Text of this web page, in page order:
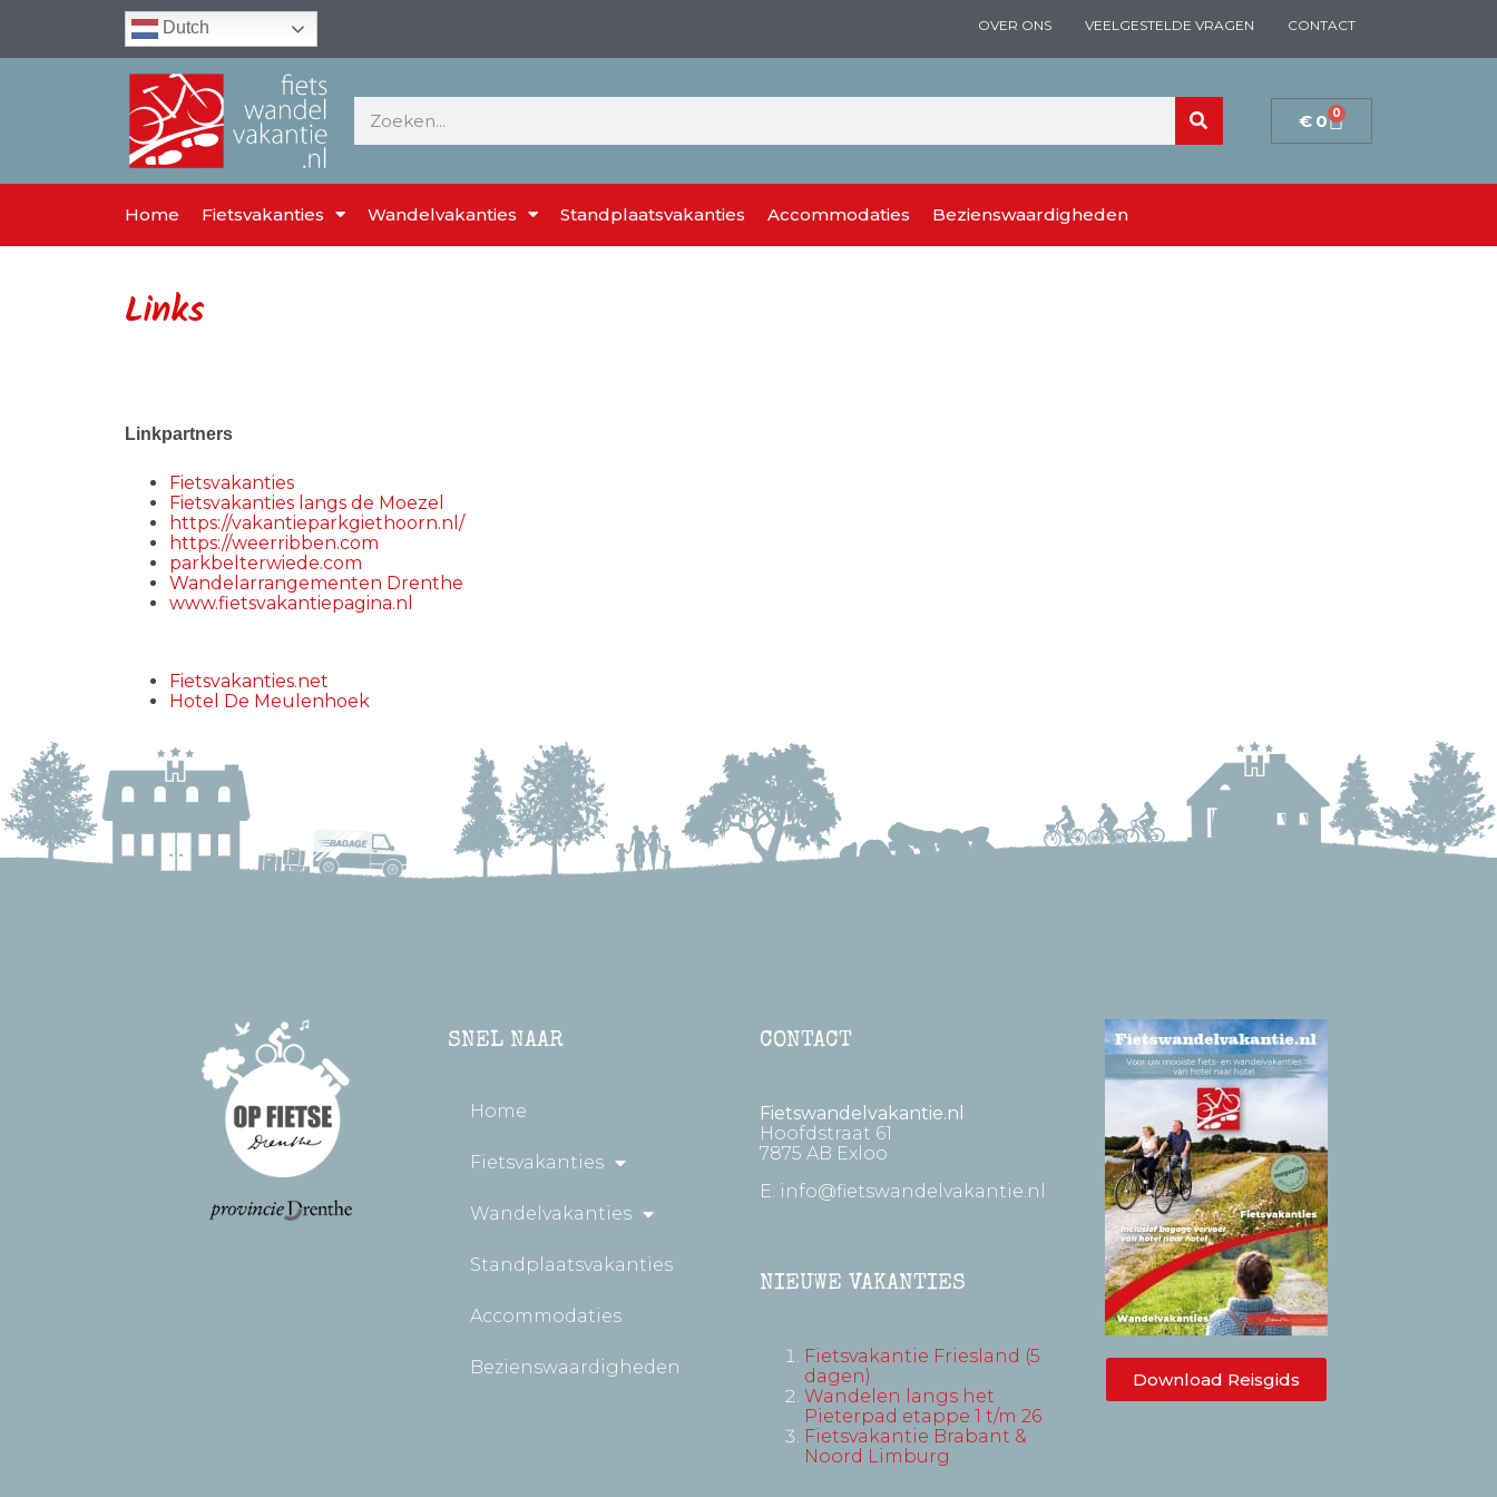
Dutch OVER ONS VEELGESTELDE VRAGEN CONTACT
€ 0 0
Home Fietsvakanties Wandelvakanties Standplaatsvakanties Accommodaties Bezienswaardigheden
Links
Linkpartners
Fietsvakanties
Fietsvakanties langs de Moezel
https://vakantieparkgiethoorn.nl/
https://weerribben.com
parkbelterwiede.com
Wandelarrangementen Drenthe
www.fietsvakantiepagina.nl
Fietsvakanties.net
Hotel De Meulenhoek
SNEL NAAR
Home
Fietsvakanties
Wandelvakanties
Standplaatsvakanties
Accommodaties
Bezienswaardigheden
CONTACT
Fietswandelvakantie.nl
Hoofdstraat 61
7875 AB Exloo
E: info@fietswandelvakantie.nl
NIEUWE VAKANTIES
Fietsvakantie Friesland (5
dagen)
Wandelen langs het
Pieterpad etappe 1 t/m 26
Fietsvakantie Brabant &
Noord Limburg
Download Reisgids